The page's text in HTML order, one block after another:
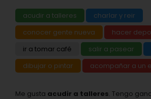
acudir a talleres
charlar y reir
conocer gente nueva
hacer
ir a tomar café
salir a pasear
dibujar o pintar
acompañar a un
Me gusta acudir a talleres. Tengo